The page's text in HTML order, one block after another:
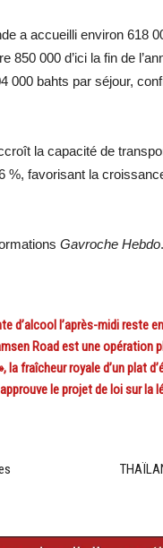
a accueilli environ 618
850 000 d’ici la fin de
000 bahts par séjour,
la capacité de
%, favorisant la
Gavroche Hebdo
d’alcool l’après-midi reste
Road est une opération
la fraîcheur royale d’un plat
le projet de loi sur